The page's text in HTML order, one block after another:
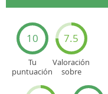
10
Tu
puntuación
7.5
Valoración
sobre